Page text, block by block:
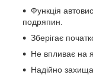
Функція
подряпин.
Зберігає
Не впливає на
Надійно